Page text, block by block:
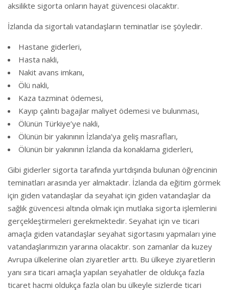
aksilikte sigorta onların hayat güvencesi olacaktır.
İzlanda da sigortalı vatandaşların teminatlar ise şöyledir.
Hastane giderleri,
Hasta nakli,
Nakit avans imkanı,
Ölü nakli,
Kaza tazminat ödemesi,
Kayıp çalıntı bagajlar maliyet ödemesi ve bulunması,
Ölünün Türkiye’ye nakli,
Ölünün bir yakınının İzlanda’ya geliş masrafları,
Ölünün bir yakınının İzlanda da konaklama giderleri,
Gibi giderler sigorta tarafında yurtdışında bulunan öğrencinin
teminatları arasında yer almaktadır. İzlanda da eğitim görmek
için giden vatandaşlar da seyahat için giden vatandaşlar da
sağlık güvencesi altında olmak için mutlaka sigorta işlemlerini
gerçekleştirmeleri gerekmektedir. Seyahat için ve ticari
amaçla giden vatandaşlar seyahat sigortasını yapmaları yine
vatandaşlarımızın yararına olacaktır. son zamanlar da kuzey
Avrupa ülkelerine olan ziyaretler arttı. Bu ülkeye ziyaretlerin
yanı sıra ticari amaçla yapılan seyahatler de oldukça fazla
ticaret hacmi oldukça fazla olan bu ülkeyle sizlerde ticari